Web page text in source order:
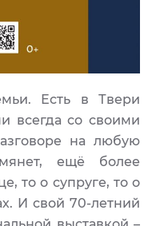
Есть в Твери
всегда со своими
на любую
ещё более
то о супруге, то о
И свой 70-летний